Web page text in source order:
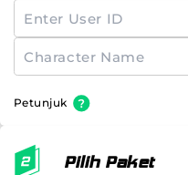
Petunjuk
Pilih Paket